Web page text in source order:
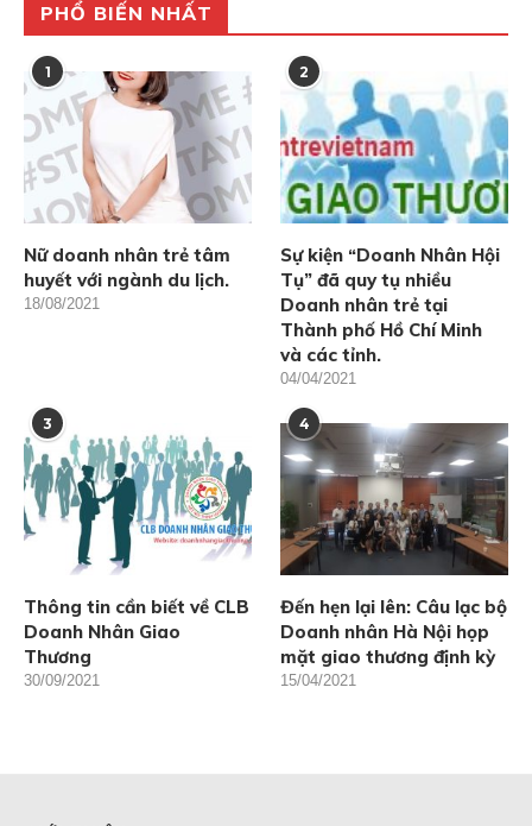
PHỔ BIẾN NHẤT
1
Nữ doanh nhân trẻ tâm
huyết với ngành du lịch.
18/08/2021
2
Sự kiện “Doanh Nhân Hội
Tụ” đã quy tụ nhiều
Doanh nhân trẻ tại
Thành phố Hồ Chí Minh
và các tỉnh.
04/04/2021
3
Thông tin cần biết về CLB
Doanh Nhân Giao
Thương
30/09/2021
4
Đến hẹn lại lên: Câu lạc bộ
Doanh nhân Hà Nội họp
mặt giao thương định kỳ
15/04/2021